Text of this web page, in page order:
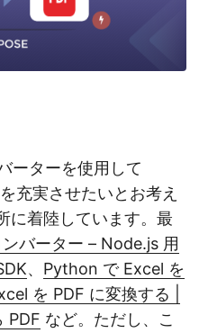
ーターを使用して
充実させたいとお考え
に着陸しています。最
バーター – Node.js 用
、 Python で Excel を
を PDF に変換する |
PDF など。ただし、こ